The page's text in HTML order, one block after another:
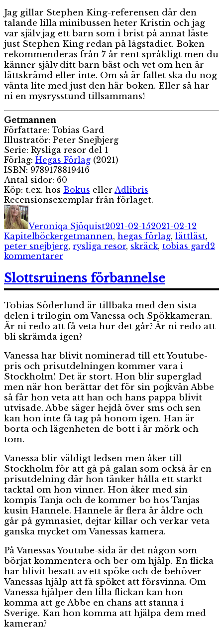
Jag gillar Stephen King-referensen där den
talande lilla minibussen heter Kristin och jag
var själv jag ett barn som i brist på annat läste
just Stephen King redan på lågstadiet. Boken
rekommenderas från 7 år rent språkligt men du
känner själv ditt barn bäst och vet om hen är
lättskrämd eller inte. Om så är fallet ska du nog
vänta lite med just den här boken. Eller så har
ni en mysrysstund tillsammans!
Getmannen
Författare: Tobias Gard
Illustratör: Peter Snejbjerg
Serie: Rysliga resor del 1
Förlag: Hegas Förlag (2021)
ISBN: 9789178819416
Antal sidor: 60
Köp: t.ex. hos Bokus eller Adlibris
Recensionsexemplar från förlaget.
Författare
Veroniqa Sjöquist2021-02-152021-02-12
KapitelböckerEtiketter
getmannen, hegas förlag, lättläst,
peter snejbjerg, rysliga resor, skräck, tobias gard2
kommentarertill
Slottsruinens förbannelse
Tobias Söderlund är tillbaka med den sista
delen i trilogin om Vanessa och Spökkameran.
Är ni redo att få veta hur det går? Är ni redo att
bli skrämda igen?
Vanessa har blivit nominerad till ett Youtube-
pris och prisutdelningen kommer vara i
Stockholm! Det är stort. Hon blir superglad
men när hon berättar det för sin pojkvän Abbe
så får hon veta att han och hans pappa blivit
utvisade. Abbe säger hejdå över sms och sen
kan hon inte få tag på honom igen. Han är
borta och lägenheten de bott i är mörk och
tom.
Vanessa blir väldigt ledsen men åker till
Stockholm för att gå på galan som också är en
prisutdelning där hon tänker hålla ett starkt
tacktal om hon vinner. Hon åker med sin
kompis Tanja och de kommer bo hos Tanjas
kusin Hannele. Hannele är flera år äldre och
går på gymnasiet, dejtar killar och verkar veta
ganska mycket om Vanessas kamera.
På Vanessas Youtube-sida är det någon som
börjat kommentera och ber om hjälp. En flicka
har blivit besatt av ett spöke och de behöver
Vanessas hjälp att få spöket att försvinna. Om
Vanessa hjälper den lilla flickan kan hon
komma att ge Abbe en chans att stanna i
Sverige. Kan hon komma att hjälpa dem med
kameran?